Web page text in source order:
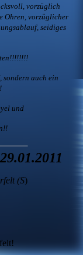
vorzüglich
Ohren, vorzüglicher
seidiges
sondern auch ein
und
(S)